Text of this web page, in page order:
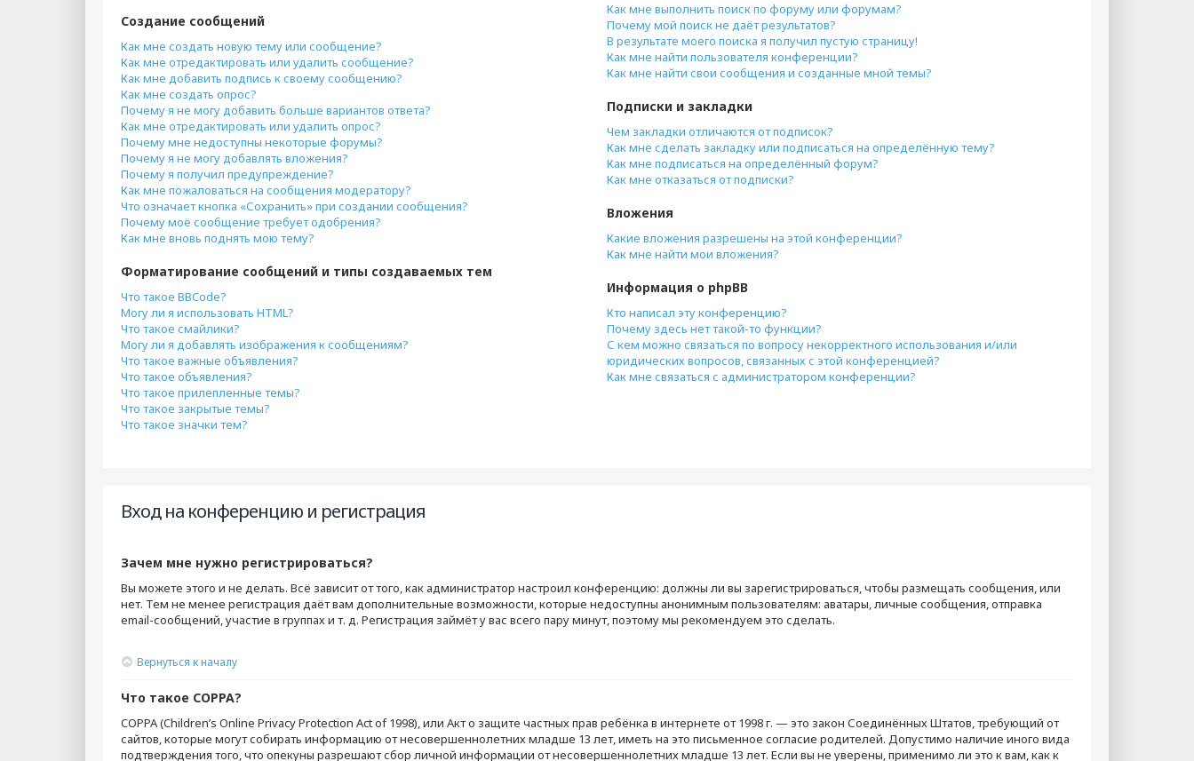
Создание сообщений
Как мне создать новую тему или сообщение?
Как мне отредактировать или удалить сообщение?
Как мне добавить подпись к своему сообщению?
Как мне создать опрос?
Почему я не могу добавить больше вариантов ответа?
Как мне отредактировать или удалить опрос?
Почему мне недоступны некоторые форумы?
Почему я не могу добавлять вложения?
Почему я получил предупреждение?
Как мне пожаловаться на сообщения модератору?
Что означает кнопка «Сохранить» при создании сообщения?
Почему моё сообщение требует одобрения?
Как мне вновь поднять мою тему?
Форматирование сообщений и типы создаваемых тем
Что такое BBCode?
Могу ли я использовать HTML?
Что такое смайлики?
Могу ли я добавлять изображения к сообщениям?
Что такое важные объявления?
Что такое объявления?
Что такое прилепленные темы?
Что такое закрытые темы?
Что такое значки тем?
Как мне выполнить поиск по форуму или форумам?
Почему мой поиск не даёт результатов?
В результате моего поиска я получил пустую страницу!
Как мне найти пользователя конференции?
Как мне найти свои сообщения и созданные мной темы?
Подписки и закладки
Чем закладки отличаются от подписок?
Как мне сделать закладку или подписаться на определённую тему?
Как мне подписаться на определённый форум?
Как мне отказаться от подписки?
Вложения
Какие вложения разрешены на этой конференции?
Как мне найти мои вложения?
Информация о phpBB
Кто написал эту конференцию?
Почему здесь нет такой-то функции?
С кем можно связаться по вопросу некорректного использования и/или
юридических вопросов, связанных с этой конференцией?
Как мне связаться с администратором конференции?
Вход на конференцию и регистрация
Зачем мне нужно регистрироваться?
Вы можете этого и не делать. Всё зависит от того, как администратор настроил конференцию: должны ли вы зарегистрироваться, чтобы размещать сообщения, или
нет. Тем не менее регистрация даёт вам дополнительные возможности, которые недоступны анонимным пользователям: аватары, личные сообщения, отправка
email-сообщений, участие в группах и т. д. Регистрация займёт у вас всего пару минут, поэтому мы рекомендуем это сделать.
Вернуться к началу
Что такое COPPA?
COPPA (Children’s Online Privacy Protection Act of 1998), или Акт о защите частных прав ребёнка в интернете от 1998 г. — это закон Соединённых Штатов, требующий от
сайтов, которые могут собирать информацию от несовершеннолетних младше 13 лет, иметь на это письменное согласие родителей. Допустимо наличие иного вида
подтверждения того, что опекуны разрешают сбор личной информации от несовершеннолетних младше 13 лет. Если вы не уверены, применимо ли это к вам, как к